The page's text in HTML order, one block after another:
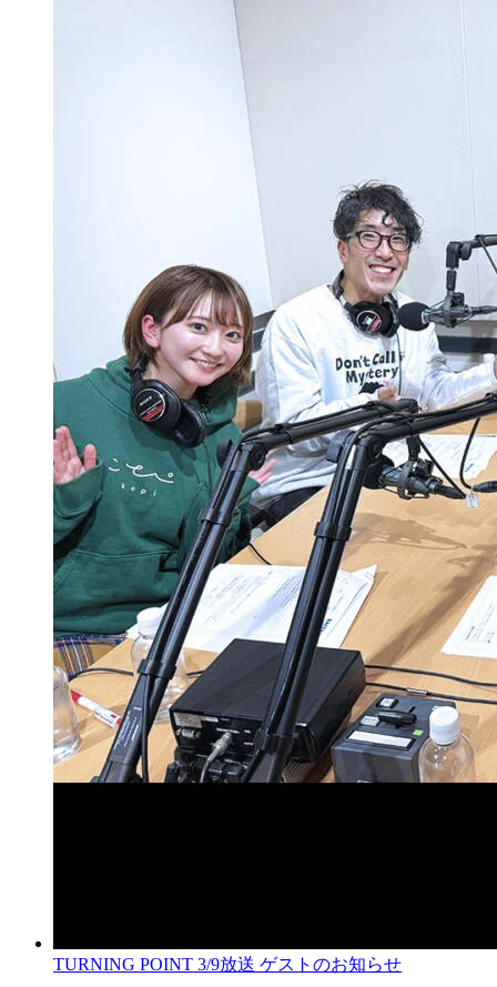
TURNING POINT 3/9放送 ゲストのお知らせ